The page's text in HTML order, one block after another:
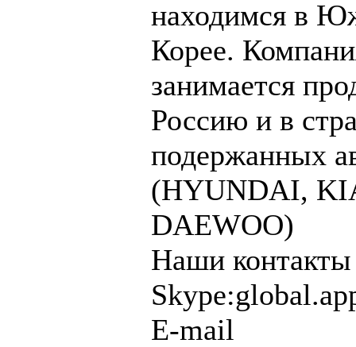
находимся в
Корее.
занимается
Россию и в
подержанных
(HYUNDAI,
DAEWOO)
Наши
E-mail